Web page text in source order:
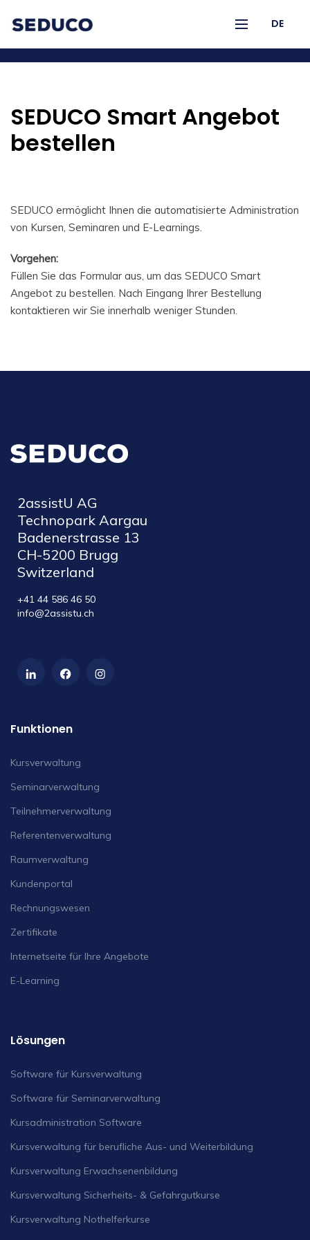
DE
SEDUCO Smart Angebot
bestellen
SEDUCO ermöglicht Ihnen die automatisierte Administration
von Kursen, Seminaren und E-Learnings.
Vorgehen:
Füllen Sie das Formular aus, um das SEDUCO Smart
Angebot zu bestellen. Nach Eingang Ihrer Bestellung
kontaktieren wir Sie innerhalb weniger Stunden.
2assistU AG
Technopark Aargau
Badenerstrasse 13
CH-5200 Brugg
Switzerland
+41 44 586 46 50
info@2assistu.ch
Funktionen
Kursverwaltung
Seminarverwaltung
Teilnehmerverwaltung
Referentenverwaltung
Raumverwaltung
Kundenportal
Rechnungswesen
Zertifikate
Internetseite für Ihre Angebote
E-Learning
Lösungen
Software für Kursverwaltung
Software für Seminarverwaltung
Kursadministration Software
Kursverwaltung für berufliche Aus- und Weiterbildung
Kursverwaltung Erwachsenenbildung
Kursverwaltung Sicherheits- & Gefahrgutkurse
Kursverwaltung Nothelferkurse